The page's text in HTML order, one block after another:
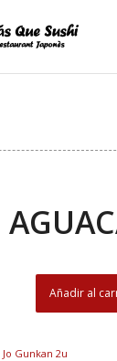
Añadir al
Jo Gunkan 2u